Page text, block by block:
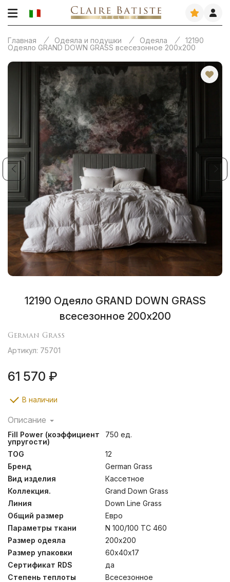
Главная Одеяла и подушки Одеяла
12190
Одеяло GRAND DOWN GRASS всесезонное 200х200
12190 Одеяло GRAND DOWN GRASS
всесезонное 200х200
German Grass
Артикул: 75701
61 570 ₽
В наличии
Описание
Легкие воздушные кассетные одеяла и мягкие уютные
подушки создают ощущение неги и комфорта во
время сна, помогают расслабиться и легко
подстраиваются под форму тела человека.
Пуходержащий тонкий батист из 100% хлопка –
гладкий и шелковистый на ощупь, прекрасно
впитывает влагу, а «дышащий» пуховый наполнитель
категории “Экстра” обеспечивает оптимальный
микроклимат постели. Стирка при температуре до
30°С.
Fill Power (коэффициент
упругости)
750 ед.
TOG
12
Бренд
German Grass
Вид изделия
Кассетное
Коллекция.
Grand Down Grass
Линия
Down Line Grass
Общий размер
Евро
Параметры ткани
N 100/100 TC 460
Размер одеяла
200х200
Размер упаковки
60х40х17
Сертификат RDS
да
Степень теплоты
Всесезонное